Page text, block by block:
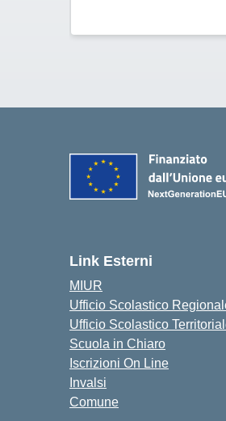
Link Esterni
MIUR
Ufficio Scolastico
Ufficio Scolastico
Scuola in Chiaro
Iscrizioni On Line
Invalsi
Comune